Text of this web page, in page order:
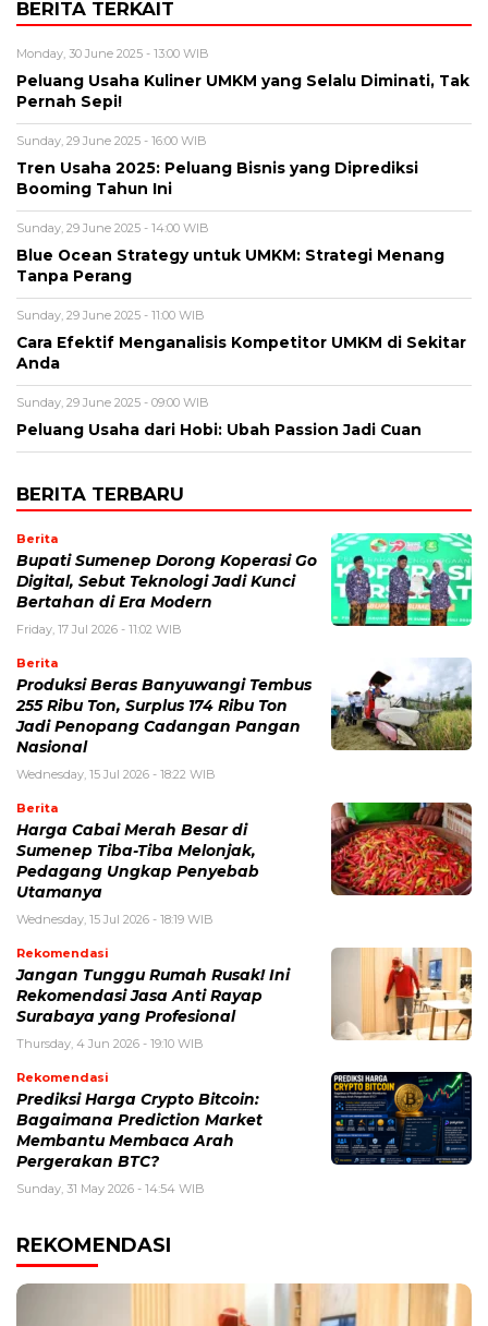
BERITA TERKAIT
Monday, 30 June 2025 - 13:00 WIB
Peluang Usaha Kuliner UMKM yang Selalu Diminati, Tak
Pernah Sepi!
Sunday, 29 June 2025 - 16:00 WIB
Tren Usaha 2025: Peluang Bisnis yang Diprediksi
Booming Tahun Ini
Sunday, 29 June 2025 - 14:00 WIB
Blue Ocean Strategy untuk UMKM: Strategi Menang
Tanpa Perang
Sunday, 29 June 2025 - 11:00 WIB
Cara Efektif Menganalisis Kompetitor UMKM di Sekitar
Anda
Sunday, 29 June 2025 - 09:00 WIB
Peluang Usaha dari Hobi: Ubah Passion Jadi Cuan
BERITA TERBARU
Berita
Bupati Sumenep Dorong Koperasi Go
Digital, Sebut Teknologi Jadi Kunci
Bertahan di Era Modern
Friday, 17 Jul 2026 - 11:02 WIB
Berita
Produksi Beras Banyuwangi Tembus
255 Ribu Ton, Surplus 174 Ribu Ton
Jadi Penopang Cadangan Pangan
Nasional
Wednesday, 15 Jul 2026 - 18:22 WIB
Berita
Harga Cabai Merah Besar di
Sumenep Tiba-Tiba Melonjak,
Pedagang Ungkap Penyebab
Utamanya
Wednesday, 15 Jul 2026 - 18:19 WIB
Rekomendasi
Jangan Tunggu Rumah Rusak! Ini
Rekomendasi Jasa Anti Rayap
Surabaya yang Profesional
Thursday, 4 Jun 2026 - 19:10 WIB
Rekomendasi
Prediksi Harga Crypto Bitcoin:
Bagaimana Prediction Market
Membantu Membaca Arah
Pergerakan BTC?
Sunday, 31 May 2026 - 14:54 WIB
REKOMENDASI